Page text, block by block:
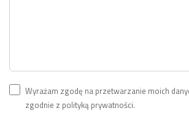
Wyrażam zgodę na przetwarzanie moich
zgodnie z polityką prywatności.